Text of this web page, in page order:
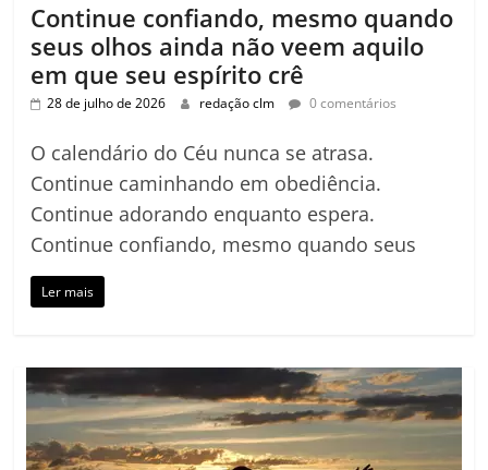
Continue confiando, mesmo quando
seus olhos ainda não veem aquilo
em que seu espírito crê
28 de julho de 2026 redação clm 0 comentários
O calendário do Céu nunca se atrasa.
Continue caminhando em obediência.
Continue adorando enquanto espera.
Continue confiando, mesmo quando seus
Ler mais